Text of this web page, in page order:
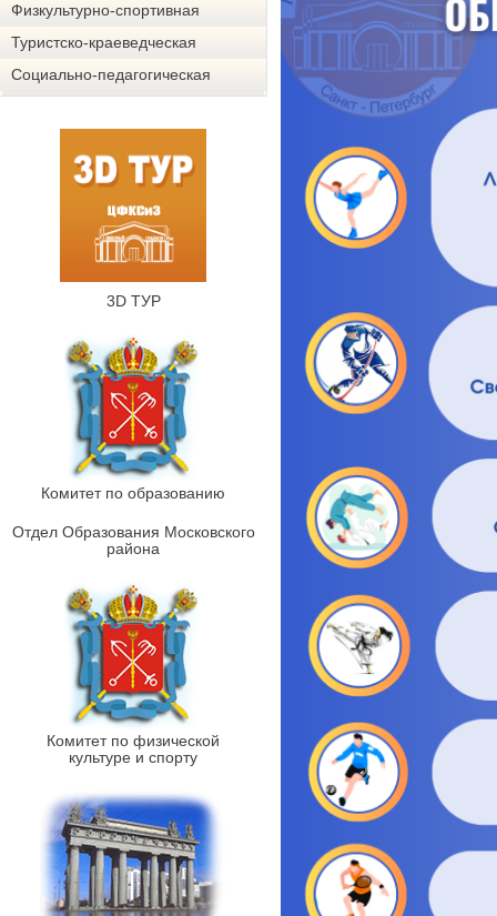
Физкультурно-спортивная
Туристско-краеведческая
Социально-педагогическая
3D ТУР
Комитет по образованию
Отдел Образования Московского
района
Комитет по физической
культуре и спорту